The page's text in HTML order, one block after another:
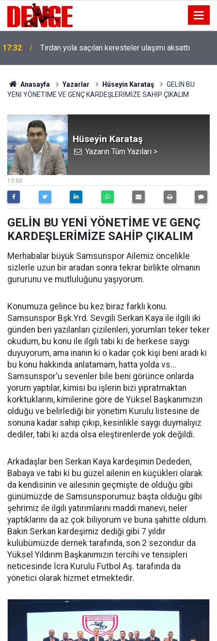
17:32 Tırdan yola saçılan keresteler ulaşımı aksattı
Anasayfa Yazarlar Hüseyin Karataş
GELİN BU
YENİ YÖNETİME VE GENÇ KARDEŞLERİMİZE SAHİP ÇIKALIM
Hüseyin Karataş
Yazarın Tüm Yazıları >
13:00
28 Haziran 2025
GELİN BU YENİ YÖNETİME VE GENÇ
KARDEŞLERİMİZE SAHİP ÇIKALIM
Merhabalar büyük Samsunspor Ailemiz öncelikle
sizlerle uzun bir aradan sonra tekrar birlikte olmanın
gururunu ve mutluluğunu yaşıyorum.
Konumuza gelince bu kez biraz farklı konu.
Samsunspor Bşk.Yrd. Sevgili Serkan Kaya ile ilgili iki
günden beri yazılanları çizilenleri, yorumları teker teker
okudum, bu konu ile ilgili tabi ki de herkese saygı
duyuyorum, ama inanın ki o kadar çok kişi beni aradı ki
bu konu hakkında anlatamam, hatta yolda vs...
Samsunspor'u sevenler bile beni görünce onlarda
yorum yaptılar, kimisi bu işlerin bizi yıpratmaktan
korktuklarını, kimilerine göre de Yüksel Başkanımızın
olduğu ve belirlediği bir yönetim Kurulu listesine de
sonuna kadar sahip çıkıp, kesinlikle saygı duymalıyız
dediler, tabi ki azda olsa eleştirenlerde yok değildi.
Arkadaşlar ben Serkan Kaya kardeşimin Dededen,
Babaya ve tabi ki bu güzel ailenin en küçükleri olarak
da kendisinin ve ailesinin geçmişte de olduğu gibi
günümüzde de Samsunsporumuz başta olduğu gibi
şehrimiz ile ilgili yatırımlarını maddi manevi, neler
yaptıklarını da az çok biliyorum ve buna şahitte oldum.
Bakın Serkan kardeşimiz dediği gibi 7 yıldır
kulübümüzde dernek tarafında, son 2 sezondur da
Yüksel Yıldırım Başkanımızın tercihi ve tensipleri
neticesinde İcra Kurulu Futbol Aş. tarafında da
yönetici olarak hizmet etmektedir.